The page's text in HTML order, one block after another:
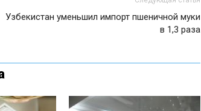
Узбекистан уменьшил импорт пшеничной муки
в 1,3 раза